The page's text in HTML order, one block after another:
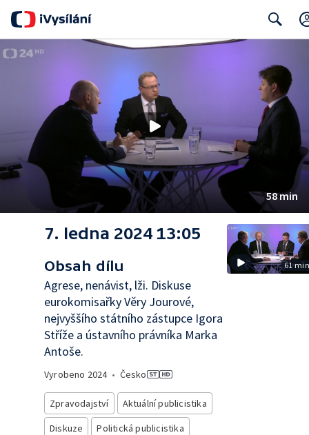
58 min
7. ledna 2024 13:05
Obsah dílu
Agrese, nenávist, lži. Diskuse
eurokomisařky Věry Jourové,
nejvyššího státního zástupce Igora
Stříže a ústavního právníka Marka
Antoše.
Vyrobeno 2024• Česko
Zpravodajství
Aktuální publicistika
Diskuze
Politická publicistika
61